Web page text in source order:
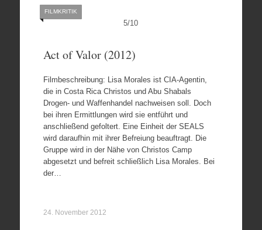
5/10
FILMKRITIK
Act of Valor (2012)
Filmbeschreibung: Lisa Morales ist CIA-Agentin,
die in Costa Rica Christos und Abu Shabals
Drogen- und Waffenhandel nachweisen soll. Doch
bei ihren Ermittlungen wird sie entführt und
anschließend gefoltert. Eine Einheit der SEALS
wird daraufhin mit ihrer Befreiung beauftragt. Die
Gruppe wird in der Nähe von Christos Camp
abgesetzt und befreit schließlich Lisa Morales. Bei
der…
24. November 2012